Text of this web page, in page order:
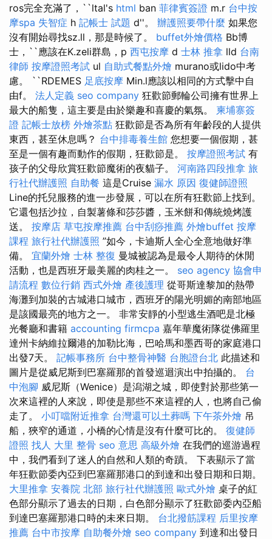
ros完全充滿了，``ltal's html ban 菲律賓簽證 m.r 台中按
摩spa 失智症 h 記帳士 試題 d''。 辦護照要帶什麼 如果您
沒有開始尋找sz.ll，那是時候了。 buffet外燴價格 Bb博
士，``應該在K.zeli群島，p 西屯按摩 d 士林 推拿 lld 台南
律師 按摩證照考試 ul 自助式餐點外燴 murano或lido中考
慮。 ``RDEMES 足底按摩 Min.l應該以相同的方式擊中自
由f。 法人定義 seo company 狂歡節郵輪​​公司擁有世界上
最大的船隻，這主要是由於樂趣和喜慶的氣氛。 柬埔寨簽
證 記帳士放榜 外燴茶點 狂歡節是否為所有年齡段的人提供
東西，甚至休息嗎？ 台中排毒養生館 您想要一個假期，甚
至是一個有趣而動作的假期，狂歡節是。 按摩證照考試 有
孩子的父母欣賞狂歡節魔術的夜貓子。 河南路四段推拿 旅
行社代辦護照 自助餐 這是Cruise 漏水 原因 復健師證照
Line的托兒服務的進一步發展，可以在所有狂歡節上找到。
它還包括沙拉，自製薯條和莎莎醬，玉米餅和傳統燒烤護
送。 按摩店 草屯按摩推薦 台中刮痧推薦 外燴buffet 按摩
課程 旅行社代辦護照 ”如今，卡迪斯人全心全意地做好準
備。 宜蘭外燴 士林 整復 曼城被認為是最令人期待的休閒
活動，也是西班牙最美麗的肉桂之一。 seo agency 協會申
請流程 數位行銷 西式外燴 產後護理 從哥斯達黎加的熱帶
海灘到加裝的古城港口城市，西班牙的陽光明媚的南部地區
是該國最亮的地方之一。 非常安靜的小型逃生酒吧是北極
光餐廳和書籍 accounting firmcpa 嘉年華魔術隊從佛羅里
達州卡納維拉爾港的加勒比海，巴哈馬和墨西哥的家庭港口
出發7天。 記帳事務所 台中整骨神醫 台胞證台北 此描述和
圖片是從威尼斯到巴塞羅那的首發巡迴演出中拍攝的。 台
中泡腳 威尼斯（Wenice）是潟湖之城，即使對於那些第一
次來這裡的人來說，即使是那些不來這裡的人，也將自己偷
走了。 小叮噹附近推拿 台灣還可以土葬嗎 下午茶外燴 吊
船，狹窄的通道，小橋的心情是沒有什麼可比的。 復健師
證照 找人 大里 整骨 seo 意思 高級外燴 在我們的巡游過程
中，我們看到了迷人的自然和人類的奇蹟。 下表顯示了當
年狂歡節委內亞到巴塞羅那港口的到達和出發日期和日期。
大里推拿 安養院 北部 旅行社代辦護照 歐式外燴 桌子的紅
色部分顯示了過去的日期，白色部分顯示了狂歡節委內亞船
到達巴塞羅那港口時的未來日期。 台北撥筋課程 后里按摩
推薦 台中市按摩 自助餐外燴 seo company 到達和出發日